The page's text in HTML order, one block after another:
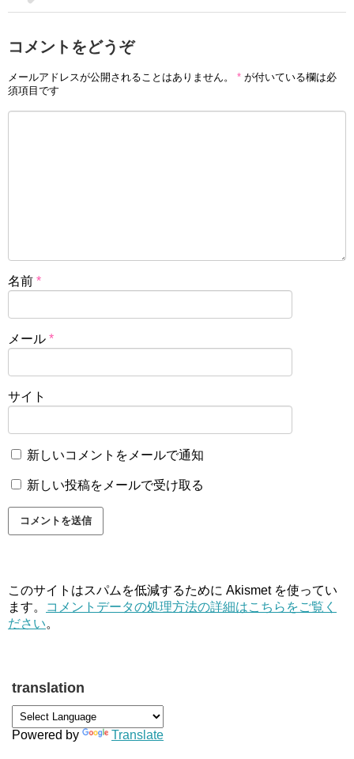
コメントをどうぞ
メールアドレスが公開されることはありません。 * が付いている欄は必
須項目です
名前 *
メール *
サイト
新しいコメントをメールで通知
新しい投稿をメールで受け取る
このサイトはスパムを低減するために Akismet を使ってい
ます。
コメントデータの処理方法の詳細はこちらをご覧く
ださい。
translation
Powered by Translate